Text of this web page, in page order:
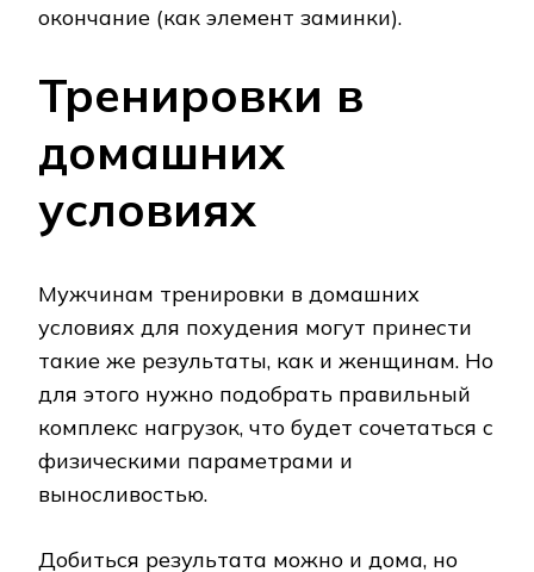
окончание (как элемент заминки).
Тренировки в
домашних
условиях
Мужчинам тренировки в домашних
условиях для похудения могут принести
такие же результаты, как и женщинам. Но
для этого нужно подобрать правильный
комплекс нагрузок, что будет сочетаться с
физическими параметрами и
выносливостью.
Добиться результата можно и дома, но